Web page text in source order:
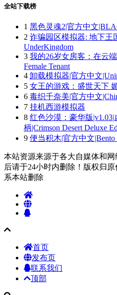
全站下载榜
1 黑色灵魂2|官方中文
2 诈骗园区模拟器: 地下王
UnderKingdom
3 我的26岁女房客：在云
Female Tenant
4 卸载模拟器|官方中文
5 女王的游戏：盛世天下
6 毒织千奈美|官方中文
7 挂机西游模拟器
8 红色沙漠：豪华版
柄|Crimson Desert Deluxe
9 便当积木|官方中文|Bento
本站资源来源于各大自媒体和
后请于24小时内删除！版权归
系本站删除
首页
发布页
联系我们
顶部